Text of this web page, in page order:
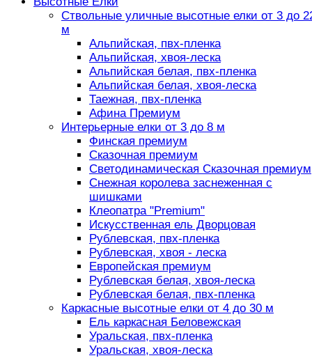
Ствольные уличные высотные елки от 3 до
м
Альпийская, пвх-пленка
Альпийская, хвоя-леска
Альпийская белая, пвх-пленка
Альпийская белая, хвоя-леска
Таежная, пвх-пленка
Афина Премиум
Интерьерные елки от 3 до 8 м
Финская премиум
Сказочная премиум
Светодинамическая Сказочная премиум
Снежная королева заснеженная с
шишками
Клеопатра "Premium"
Искусственная ель Дворцовая
Рублевская, пвх-пленка
Рублевская, хвоя - леска
Европейская премиум
Рублевская белая, хвоя-леска
Рублевская белая, пвх-пленка
Каркасные высотные елки от 4 до 30 м
Ель каркасная Беловежская
Уральская, пвх-пленка
Уральская, хвоя-леска